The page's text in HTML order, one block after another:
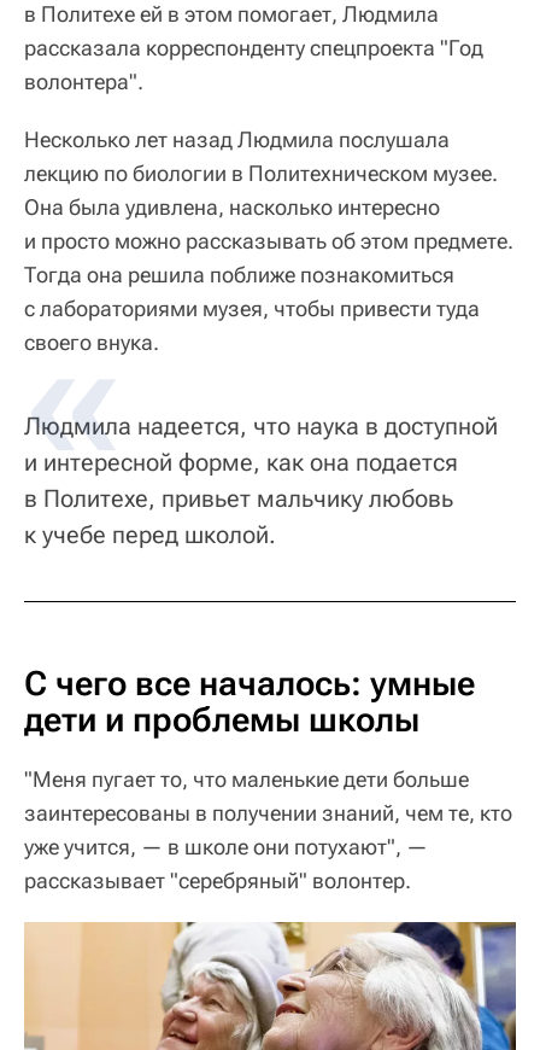
в Политехе ей в этом помогает, Людмила
рассказала корреспонденту спецпроекта "Год
волонтера".
Несколько лет назад Людмила послушала
лекцию по биологии в Политехническом музее.
Она была удивлена, насколько интересно
и просто можно рассказывать об этом предмете.
Тогда она решила поближе познакомиться
с лабораториями музея, чтобы привести туда
своего внука.
Людмила надеется, что наука в доступной
и интересной форме, как она подается
в Политехе, привьет мальчику любовь
к учебе перед школой.
С чего все началось: умные
дети и проблемы школы
"Меня пугает то, что маленькие дети больше
заинтересованы в получении знаний, чем те, кто
уже учится, — в школе они потухают", —
рассказывает "серебряный" волонтер.